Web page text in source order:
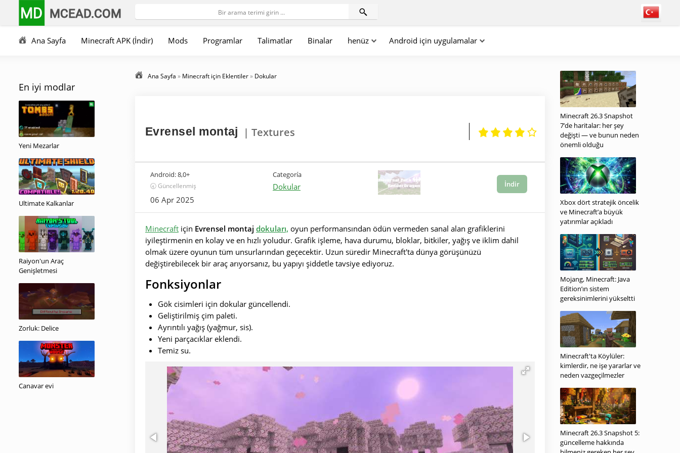
MD MCEAD.COM
Ana Sayfa Minecraft APK (İndir) Mods Programlar Talimatlar Binalar henüz Android için uygulamalar
En iyi modlar
Yeni Mezarlar
Ultimate Kalkanlar
Raiyon'un Araç
Genişletmesi
Zorluk: Delice
Canavar evi
Ana Sayfa » Minecraft için Eklentiler» Dokular
Evrensel montaj | Textures
Android:8,0+
🕣 Güncellenmiş
06 Apr 2025
Categoría
Dokular İndir
Minecraft için Evrensel montaj dokuları, oyun performansından ödün vermeden sanal alan grafiklerini
iyileştirmenin en kolay ve en hızlı yoludur. Grafik işleme, hava durumu, bloklar, bitkiler, yağış ve iklim dahil
olmak üzere oyunun tüm unsurlarından geçecektir. Uzun süredir Minecraft'ta dünya görüşünüzü
değiştirebilecek bir araç arıyorsanız, bu yapıyı şiddetle tavsiye ediyoruz.
Fonksiyonlar
Gök cisimleri için dokular güncellendi.
Geliştirilmiş çim paleti.
Ayrıntılı yağış (yağmur, sis).
Yeni parçacıklar eklendi.
Temiz su.
Minecraft 26.3 Snapshot
7’de haritalar: her şey
değişti — ve bunun neden
önemli olduğu
Xbox dört stratejik öncelik
ve Minecraft’a büyük
yatırımlar açıkladı
Mojang, Minecraft: Java
Edition’ın sistem
gereksinimlerini yükseltti
Minecraft'ta Köylüler:
kimlerdir, ne işe yararlar ve
neden vazgeçilmezler
Minecraft 26.3 Snapshot 5:
güncelleme hakkında